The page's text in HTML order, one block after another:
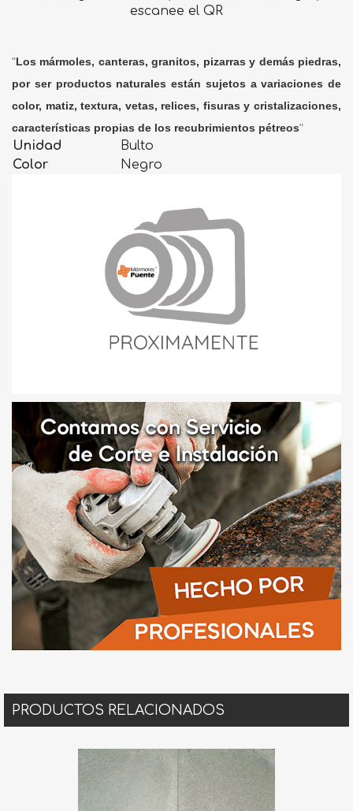
escanee el QR
"Los mármoles, canteras, granitos, pizarras y demás piedras,
por ser productos naturales están sujetos a variaciones de
color, matiz, textura, vetas, relices, fisuras y cristalizaciones,
características propias de los recubrimientos pétreos"
Unidad
Bulto
Color
Negro
PRODUCTOS RELACIONADOS